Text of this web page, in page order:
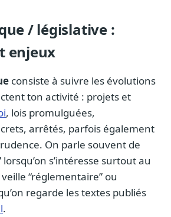
métier
cabinets
équipe
sobriété
/ législative :
enjeux
consiste à suivre les évolutions
ton activité : projets et
, lois promulguées,
arrêtés, parfois également
On parle souvent de
lorsqu’on s’intéresse surtout au
“réglementaire” ou
regarde les textes publiés
.